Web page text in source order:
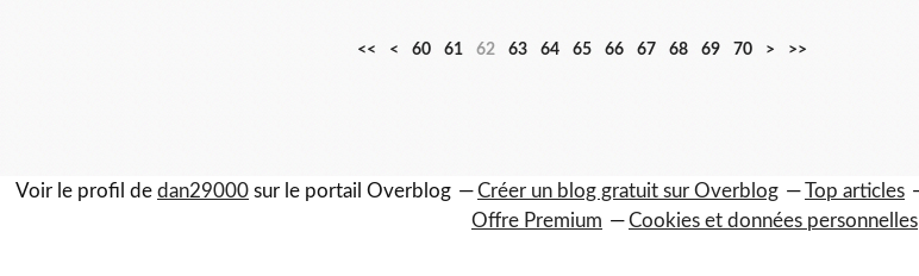
<< <
1
2
3
4
5
60 61 62 63 64 65 66 67 68 69 70
8
9
1
2
> >>
Voir le profil de dan29000 sur le portail Overblog Créer un blog gratuit sur Overblog Top articles
Offre Premium
Cookies et données personnelles